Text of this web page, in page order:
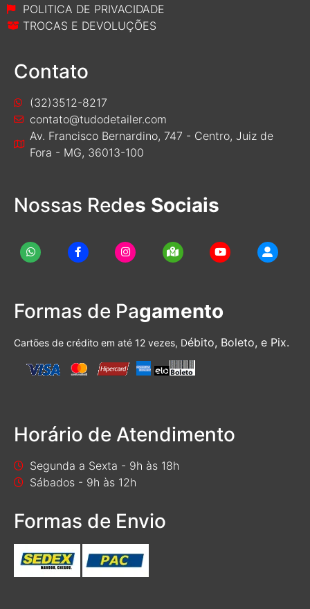
POLITICA DE PRIVACIDADE
TROCAS E DEVOLUÇÕES
Contato
(32)3512-8217
contato@tudodetailer.com
Av. Francisco Bernardino, 747 - Centro, Juiz de
Fora - MG, 36013-100
Nossas Redes Sociais
Formas de Pagamento
Cartões de crédito em até 12 vezes, Débito, Boleto, e Pix.
Horário de Atendimento
Segunda a Sexta - 9h às 18h
Sábados - 9h às 12h
Formas de Envio